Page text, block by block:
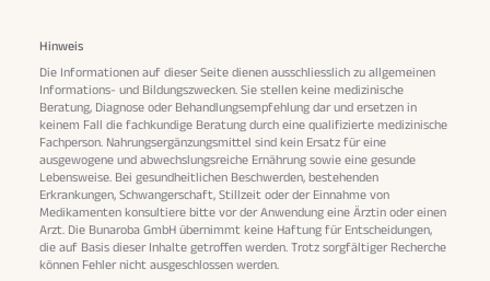
Hinweis
Die Informationen auf dieser Seite dienen ausschliesslich zu allgemeinen
Informations- und Bildungszwecken. Sie stellen keine medizinische
Beratung, Diagnose oder Behandlungsempfehlung dar und ersetzen in
keinem Fall die fachkundige Beratung durch eine qualifizierte medizinische
Fachperson. Nahrungsergänzungsmittel sind kein Ersatz für eine
ausgewogene und abwechslungsreiche Ernährung sowie eine gesunde
Lebensweise. Bei gesundheitlichen Beschwerden, bestehenden
Erkrankungen, Schwangerschaft, Stillzeit oder der Einnahme von
Medikamenten konsultiere bitte vor der Anwendung eine Ärztin oder einen
Arzt. Die Bunaroba GmbH übernimmt keine Haftung für Entscheidungen,
die auf Basis dieser Inhalte getroffen werden. Trotz sorgfältiger Recherche
können Fehler nicht ausgeschlossen werden.